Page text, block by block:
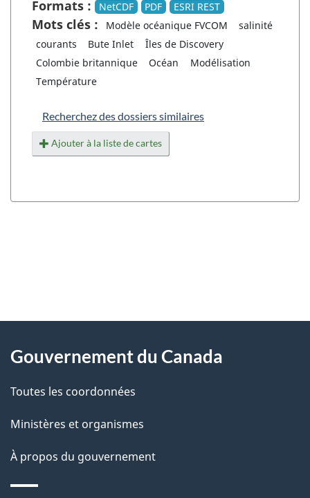
Formats :
NetCDF PDF ESRI REST
Mots clés : Modèle océanique FVCOM
salinité
courants
Bute Inlet
Îles de Discovery
Colombie britannique
Océan
Modélisation
Température
Recherchez des dossiers similaires
Ajouter à la liste de cartes
D
t
a
l
s
propos
ce
site
Gouvernement du Canada
Toutes les coordonnées
Ministères et organismes
À propos du gouvernement